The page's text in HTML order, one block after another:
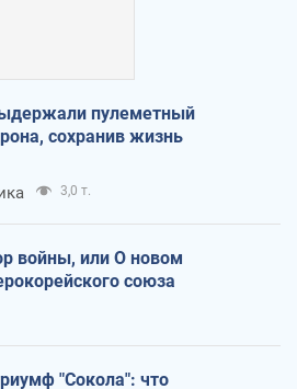
пулеметный
сохранив жизнь
3,0 т.
войны, или О новом
союза
"Сокола": что